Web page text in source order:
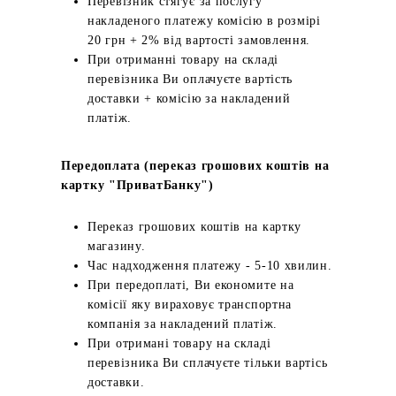
накладеного платежу комісію в розмірі
20 грн + 2% від вартості замовлення.
При отриманні товару на складі
перевізника Ви оплачуєте вартість
доставки + комісію за накладений
платіж.
Передоплата (переказ грошових коштів на
картку "ПриватБанку")
Переказ грошових коштів на картку
магазину.
Час надходження платежу - 5-10 хвилин.
При передоплаті, Ви економите на
комісії яку вираховує транспортна
компанія за накладений платіж.
При отримані товару на складі
перевізника Ви сплачуєте тільки вартісь
доставки.